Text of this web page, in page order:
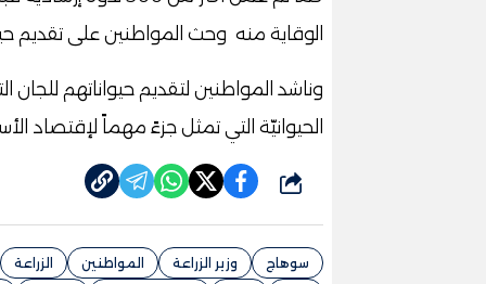
الوقاية منه وحث المواطنين على تقديم
وناشد المواطنين لتقديم حيواناتهم للجان
الحيوانيّة التي تمثل جزءً مهماً لإقتصاد
شارك
سوهاج وزير الزراعة المواطنين
الزراعة